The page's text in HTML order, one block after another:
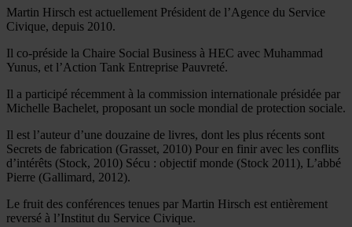
Martin Hirsch est actuellement Président de l’Agence du Service
Civique, depuis 2010.
Il co-préside la Chaire Social Business à HEC avec Muhammad
Yunus, et l’Action Tank Entreprise Pauvreté.
Il a participé récemment à la commission internationale présidée par
Michelle Bachelet, proposant un socle mondial de protection sociale.
Il est l’auteur d’une douzaine de livres, dont les plus récents sont
Secrets de fabrication (Grasset, 2010) Pour en finir avec les conflits
d’intérêts (Stock, 2010) Sécu : objectif monde (Stock 2011), L’abbé
Pierre (Gallimard, 2012).
Le fruit des conférences tenues par Martin Hirsch est entièrement
reversé à l’Institut du Service Civique.